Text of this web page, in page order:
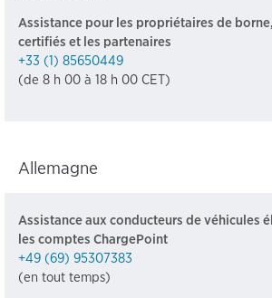
Assistance pour les propriétaires de
certifiés et les partenaires
+33 (1) 85650449
(de 8 h 00 à 18 h 00 CET)
Allemagne
Assistance aux conducteurs de véhicules
les comptes ChargePoint
+49 (69) 95307383
(en tout temps)